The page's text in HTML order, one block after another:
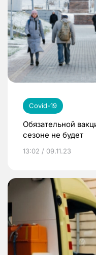
Covid-19
Обязательной
сезоне не будет
13:02 / 09.11.23